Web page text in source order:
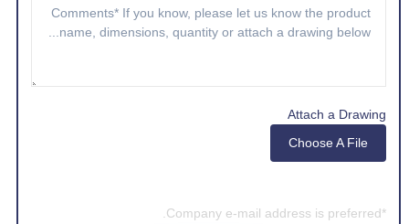
Attach a Drawing
Choose A File
*Company e-mail address is preferred.